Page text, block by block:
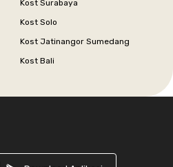
Kost Surabaya
Kost Solo
Kost Jatinangor Sumedang
Kost Bali